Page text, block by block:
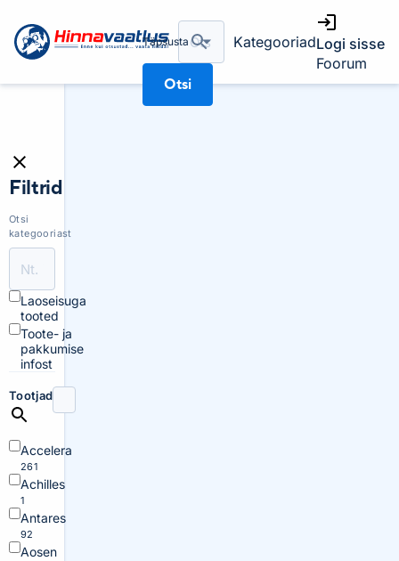
Täpsusta
Otsi
KategooriadLogi sisse
Foorum
Filtrid
Otsi
kategooriast
Laoseisuga
tooted
Toote- ja
pakkumise
infost
Tootjad
Accelera
261
Achilles
1
Antares
92
Aosen